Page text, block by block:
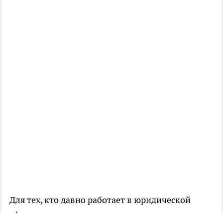
Для тех, кто давно работает в юридической